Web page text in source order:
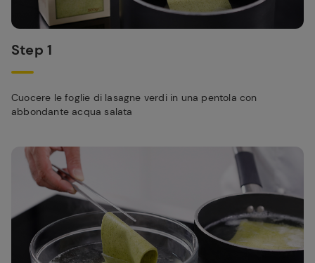
Step 1
Cuocere le foglie di lasagne verdi in una pentola con
abbondante acqua salata